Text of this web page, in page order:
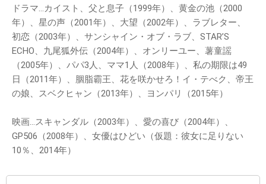
ドラマ…カイスト、父と息子（1999年）、黄金の池（2000
年）、星の声（2001年）、大望（2002年）、ラブレター、
初恋（2003年）、サンシャイン・オブ・ラブ、STAR’S
ECHO、九尾狐外伝（2004年）、オンリーユー、薯童謡
（2005年）、パパ3人、ママ1人（2008年）、私の期限は49
日（2011年）、胭脂霸王、花を咲かせろ！イ・テべク、帝王
の娘、スベクヒャン（2013年）、ヨンパリ（2015年）
映画…スキャンダル（2003年）、愛の喜び（2004年）、
GP506（2008年）、女優はひどい（仮題：彼女に足りない
10％、2014年）